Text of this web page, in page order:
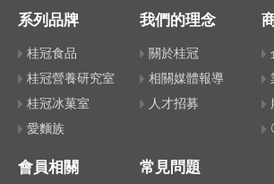
系列品牌
桂冠食品
桂冠營養研究室
桂冠冰菓室
愛麵族
我們的理念
關於桂冠
相關媒體報導
人才招募
會員相關 常見問題